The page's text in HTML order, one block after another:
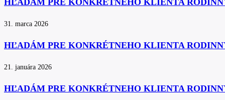
HĽADÁM PRE KONKRÉTNEHO KLIENTA
31. marca 2026
HĽADÁM PRE KONKRÉTNEHO KLIENTA
21. januára 2026
HĽADÁM PRE KONKRÉTNEHO KLIENTA